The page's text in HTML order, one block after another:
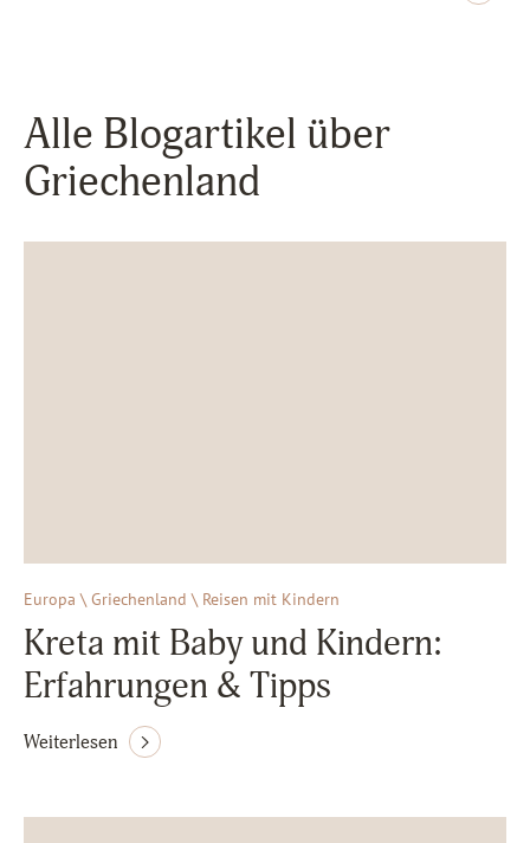
Alle Blogartikel über
Griechenland
Europa \ Griechenland \ Reisen mit Kindern
Kreta mit Baby und Kindern:
Erfahrungen & Tipps
Weiterlesen